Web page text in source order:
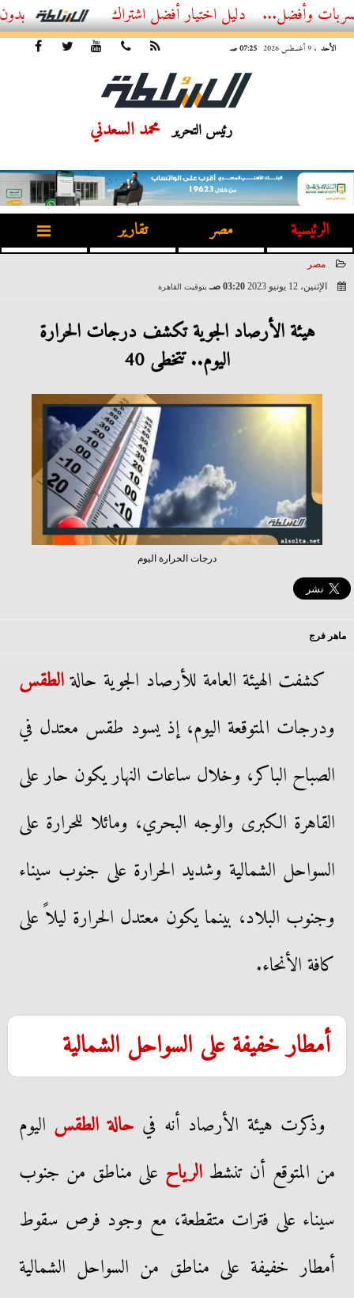
أفضل اشتراك IPTV بدون تقطيع 2026 – دليل المشاهد العصري
الأحد ، 9 أغسطس 2026 07:25 صـ
رئيس التحرير محمد السعدني
الرئيسية مصر تقارير
مصر
الإثنين، 12 يونيو 2023
03:20 صـ بتوقيت القاهرة
هيئة الأرصاد الجوية تكشف درجات الحرارة
اليوم.. تتخطى 40
درجات الحرارة اليوم
ماهر فرج
كشفت الهيئة العامة للأرصاد الجوية حالةالطقس
ودرجات المتوقعة اليوم، إذ يسود طقس معتدل في
الصباح الباكر، وخلال ساعات النهار يكون حار على
القاهرة الكبرى والوجه البحري، ومائلا للحرارة على
السواحل الشمالية وشديد الحرارة على جنوب سيناء
وجنوب البلاد، بينما يكون معتدل الحرارة ليلاً على
كافة الأنحاء.
أمطار خفيفة على السواحل الشمالية
وذكرت هيئة الأرصاد أنه في حالة الطقس اليوم
من المتوقع أن تنشطالرياح على مناطق من جنوب
سيناء على فترات متقطعة، مع وجود فرص سقوط
أمطار خفيفة على مناطق من السواحل الشمالية